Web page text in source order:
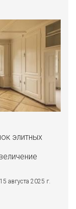
элитных
15 августа 2025 г.